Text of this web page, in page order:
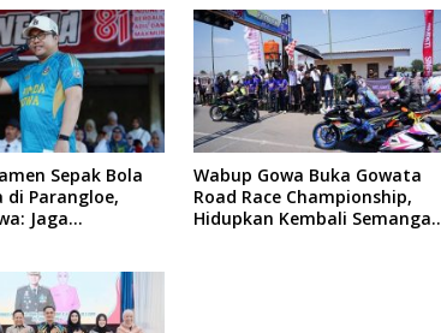
Sepak Bola
di Parangloe,
Jaga
Wabup Gowa Buka Gowata
Road Race Championship,
Hidupkan Kembali Semangat